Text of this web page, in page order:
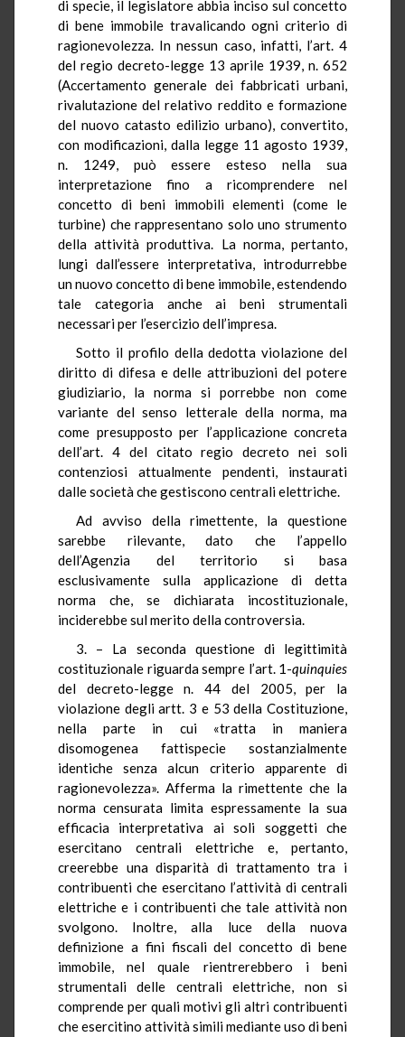
di specie, il legislatore abbia inciso sul concetto
di bene immobile travalicando ogni criterio di
ragionevolezza. In nessun caso, infatti, l’art. 4
del regio decreto-legge 13 aprile 1939, n. 652
(Accertamento generale dei fabbricati urbani,
rivalutazione del relativo reddito e formazione
del nuovo catasto edilizio urbano), convertito,
con modificazioni, dalla legge 11 agosto 1939,
n. 1249, può essere esteso nella sua
interpretazione fino a ricomprendere nel
concetto di beni immobili elementi (come le
turbine) che rappresentano solo uno strumento
della attività produttiva. La norma, pertanto,
lungi dall’essere interpretativa, introdurrebbe
un nuovo concetto di bene immobile, estendendo
tale categoria anche ai beni strumentali
necessari per l’esercizio dell’impresa.
Sotto il profilo della dedotta violazione del
diritto di difesa e delle attribuzioni del potere
giudiziario, la norma si porrebbe non come
variante del senso letterale della norma, ma
come presupposto per l’applicazione concreta
dell’art. 4 del citato regio decreto nei soli
contenziosi attualmente pendenti, instaurati
dalle società che gestiscono centrali elettriche.
Ad avviso della rimettente, la questione
sarebbe rilevante, dato che l’appello
dell’Agenzia del territorio si basa
esclusivamente sulla applicazione di detta
norma che, se dichiarata incostituzionale,
inciderebbe sul merito della controversia.
3. – La seconda questione di legittimità
costituzionale riguarda sempre l’art. 1-quinquies
del decreto-legge n. 44 del 2005, per la
violazione degli artt. 3 e 53 della Costituzione,
nella parte in cui «tratta in maniera
disomogenea fattispecie sostanzialmente
identiche senza alcun criterio apparente di
ragionevolezza». Afferma la rimettente che la
norma censurata limita espressamente la sua
efficacia interpretativa ai soli soggetti che
esercitano centrali elettriche e, pertanto,
creerebbe una disparità di trattamento tra i
contribuenti che esercitano l’attività di centrali
elettriche e i contribuenti che tale attività non
svolgono. Inoltre, alla luce della nuova
definizione a fini fiscali del concetto di bene
immobile, nel quale rientrerebbero i beni
strumentali delle centrali elettriche, non si
comprende per quali motivi gli altri contribuenti
che esercitino attività simili mediante uso di beni